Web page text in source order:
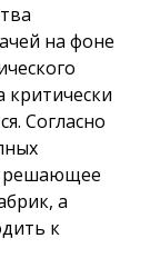
на фоне
критически
Согласно
решающее
а
к